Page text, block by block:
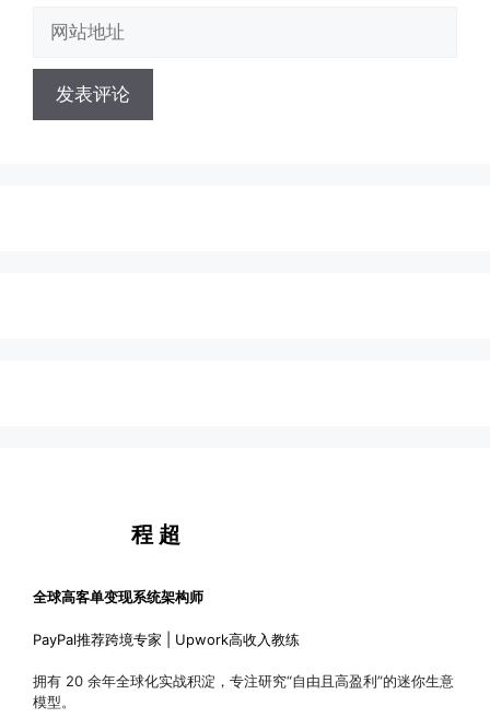
地
地
程 超
全球高客单变现系统架构师
PayPal推荐跨境专家 | Upwork高收入教练
拥有 20 余年全球化实战积淀，专注研究“自由且高盈利”的迷你生意
模型。